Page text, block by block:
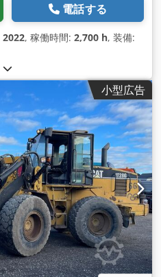
電話する
2022, 稼働時間: 2,700 h, 装備:
小型広告